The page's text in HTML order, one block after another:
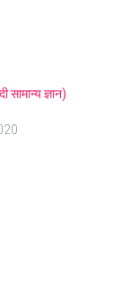
सामान्य ज्ञान)